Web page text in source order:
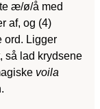
æ/ø/å med
af, og (4)
ord. Ligger
så lad krydsene
voila